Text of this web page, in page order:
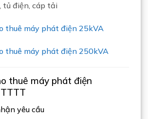
tủ điện, cáp tải
thuê máy phát điện 25kVA
thuê máy phát điện 250kVA
thuê máy phát điện
yêu cầu